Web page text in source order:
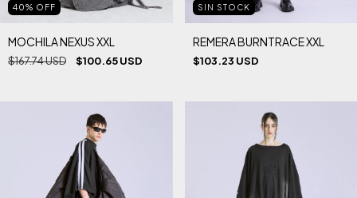
40% OFF
MOCHILA NEXUS XXL
$167.74 USD $100.65 USD
SIN STOCK
REMERA BURNTRACE XXL
$103.23 USD